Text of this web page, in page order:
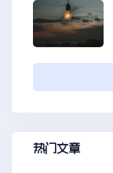
热门文章